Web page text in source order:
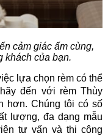
cảm giác ấm cùng,
khách của bạn.
lựa chọn rèm có thể
đến với rèm Thùy
hơn. Chúng tôi có số
lượng, đa dạng mẫu
tư vấn và thi công